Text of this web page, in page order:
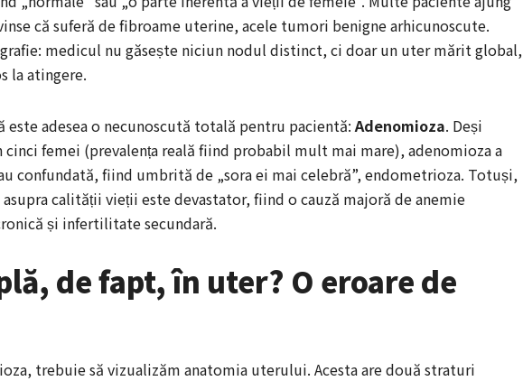
că suferă de fibroame uterine, acele tumori benigne arhicunoscute.
medicul nu găsește niciun nodul distinct, ci doar un uter mărit global,
la atingere.
este adesea o necunoscută totală pentru pacientă:Adenomioza. Deși
femei (prevalența reală fiind probabil mult mai mare), adenomioza a
confundată, fiind umbrită de „sora ei mai celebră”, endometrioza. Totuși,
calității vieții este devastator, fiind o cauză majoră de anemie
și infertilitate secundară.
de fapt, în uter? O eroare de
trebuie să vizualizăm anatomia uterului. Acesta are două straturi